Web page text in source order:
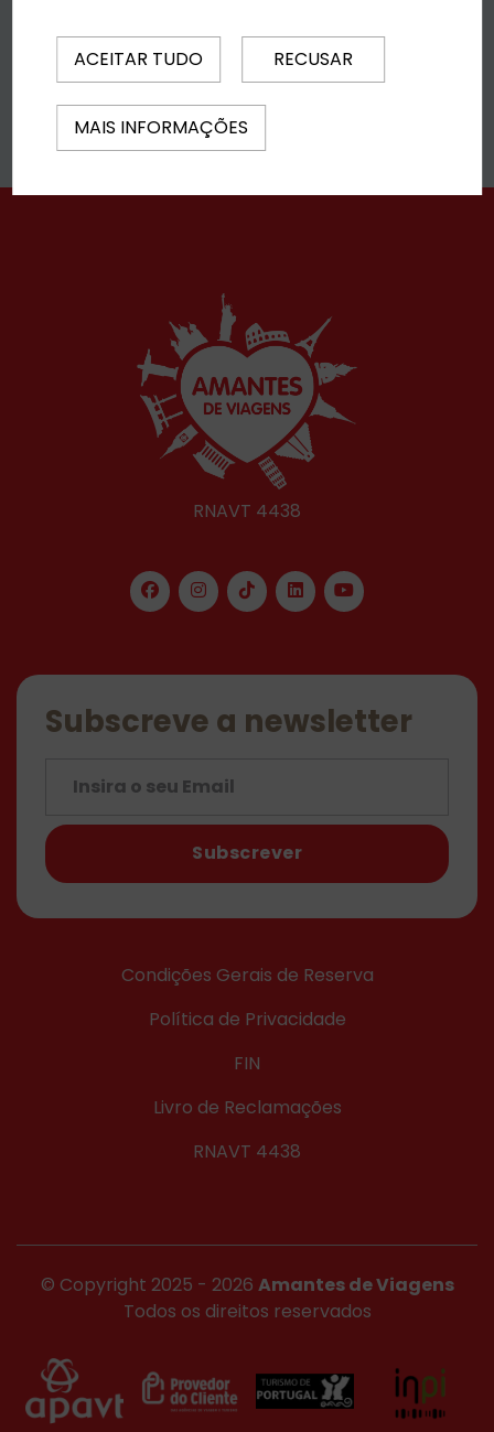
AirHelp
RNAVT 4438
Subscreve a newsletter
Subscrever
Condições Gerais de Reserva
Política de Privacidade
FIN
Livro de Reclamações
RNAVT 4438
© Copyright 2025 - 2026 Amantes de Viagens
Todos os direitos reservados
ACEITAR TUDO RECUSAR
MAIS INFORMAÇÕES